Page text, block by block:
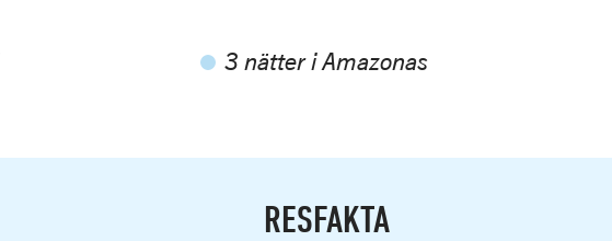
3 nätter i Amazonas
RESFAKTA